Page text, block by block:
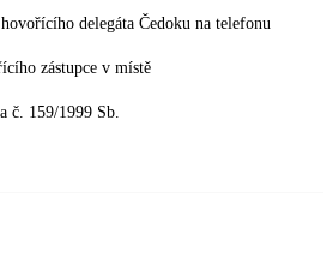
delegáta Čedoku na telefonu
zástupce v místě
č. 159/1999 Sb.